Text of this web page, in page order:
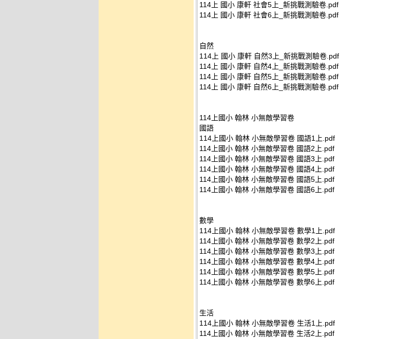
114上 國小 康軒 社會5上_新挑戰測驗卷.pdf
114上 國小 康軒 社會6上_新挑戰測驗卷.pdf
自然
114上 國小 康軒 自然3上_新挑戰測驗卷.pdf
114上 國小 康軒 自然4上_新挑戰測驗卷.pdf
114上 國小 康軒 自然5上_新挑戰測驗卷.pdf
114上 國小 康軒 自然6上_新挑戰測驗卷.pdf
114上國小 翰林 小無敵學習卷
國語
114上國小 翰林 小無敵學習卷 國語1上.pdf
114上國小 翰林 小無敵學習卷 國語2上.pdf
114上國小 翰林 小無敵學習卷 國語3上.pdf
114上國小 翰林 小無敵學習卷 國語4上.pdf
114上國小 翰林 小無敵學習卷 國語5上.pdf
114上國小 翰林 小無敵學習卷 國語6上.pdf
數學
114上國小 翰林 小無敵學習卷 數學1上.pdf
114上國小 翰林 小無敵學習卷 數學2上.pdf
114上國小 翰林 小無敵學習卷 數學3上.pdf
114上國小 翰林 小無敵學習卷 數學4上.pdf
114上國小 翰林 小無敵學習卷 數學5上.pdf
114上國小 翰林 小無敵學習卷 數學6上.pdf
生活
114上國小 翰林 小無敵學習卷 生活1上.pdf
114上國小 翰林 小無敵學習卷 生活2上.pdf